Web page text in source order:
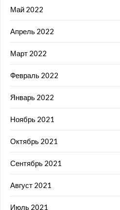
Май 2022
Апрель 2022
Март 2022
Февраль 2022
Январь 2022
Ноябрь 2021
Октябрь 2021
Сентябрь 2021
Август 2021
Июль 2021